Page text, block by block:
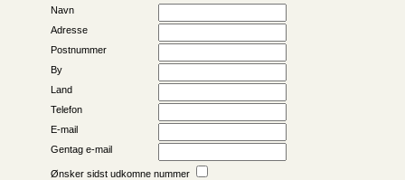
Navn
Adresse
Postnummer
By
Land
Telefon
E-mail
Gentag e-mail
Ønsker sidst udkomne nummer